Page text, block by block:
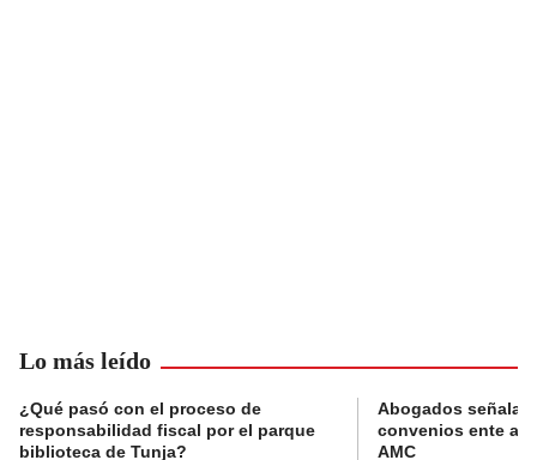
Lo más leído
¿Qué pasó con el proceso de
responsabilidad fiscal por el parque
biblioteca de Tunja?
Abogados
convenios ente
AMC